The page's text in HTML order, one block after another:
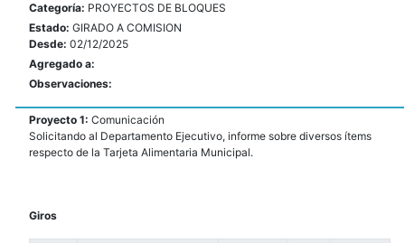
Categoría: PROYECTOS DE BLOQUES
Estado: GIRADO A COMISION
Desde: 02/12/2025
Agregado a:
Observaciones:
Proyecto 1: Comunicación
Solicitando al Departamento Ejecutivo, informe sobre diversos ítems
respecto de la Tarjeta Alimentaria Municipal.
Giros